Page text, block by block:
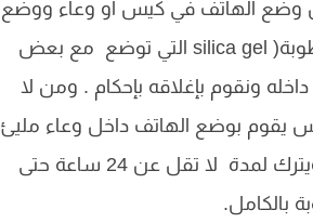
الهاتف في كيس أو وعاء ووضع
الأكياس المضادة للرطوبة( silica gel التي توضع مع بعض
ونقوم بإغلاقه بإحكام . ومن لا
يقوم بوضع الهاتف داخل وعاء مليئ
بالارز الغير مطبوخ , ويترك لمدة لا تقل عن 24 ساعة حتى